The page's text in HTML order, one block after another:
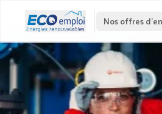
Nos offres